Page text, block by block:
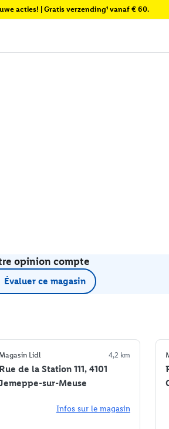
acties! | Gratis verzending¹ vanaf € 60.
opinion compte
Évaluer ce magasin
Magasin Lidl 4,2 km
de la Station 111, 4101
sur-Meuse
Infos sur le magasin